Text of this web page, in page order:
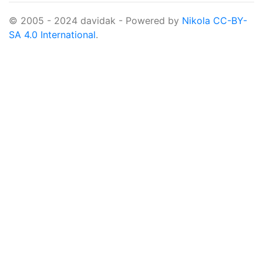
© 2005 - 2024 davidak - Powered by Nikola CC-BY-
SA 4.0 International.